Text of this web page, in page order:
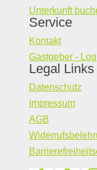
Unterkunft
Service
Kontakt
Gastgeber -
Legal Links
Datenschutz
Impressum
AGB